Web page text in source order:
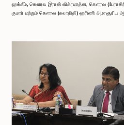
ஹக்கீம், கௌரவ இரான் விக்ரமரத்ன, கௌரவ
குமார் மற்றும் கௌரவ (கலாநிதி) ஹரிணி